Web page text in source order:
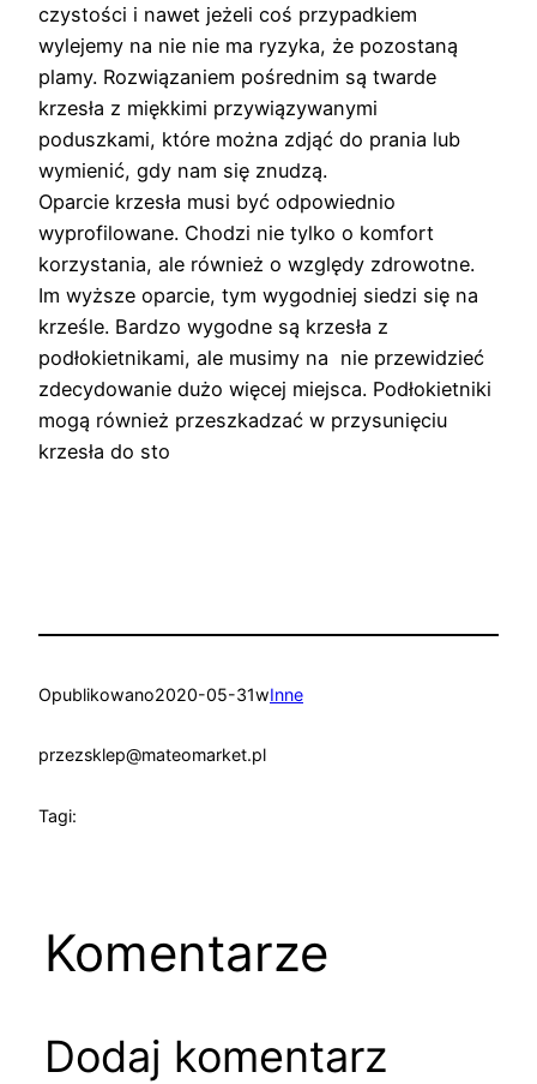
czystości i nawet jeżeli coś przypadkiem
wylejemy na nie nie ma ryzyka, że pozostaną
plamy. Rozwiązaniem pośrednim są twarde
krzesła z miękkimi przywiązywanymi
poduszkami, które można zdjąć do prania lub
wymienić, gdy nam się znudzą.
Oparcie krzesła musi być odpowiednio
wyprofilowane. Chodzi nie tylko o komfort
korzystania, ale również o względy zdrowotne.
Im wyższe oparcie, tym wygodniej siedzi się na
krześle. Bardzo wygodne są krzesła z
podłokietnikami, ale musimy na nie przewidzieć
zdecydowanie dużo więcej miejsca. Podłokietniki
mogą również przeszkadzać w przysunięciu
krzesła do sto
Opublikowano2020-05-31wInne
przezsklep@mateomarket.pl
Tagi:
Komentarze
Dodaj komentarz